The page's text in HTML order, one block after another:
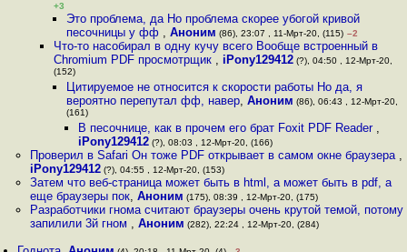
+3
Это проблема, да Но проблема скорее убогой кривой
песочницы у фф , Аноним (86), 23:07 , 11-Мрт-20, (115) –2
Что-то насобирал в одну кучу всего Вообще встроенный в
Chromium PDF просмотрщик , iPony129412 (?), 04:50 , 12-Мрт-20,
(152)
Цитируемое не относится к скорости работы Но да, я
вероятно перепутал фф, навер, Аноним (86), 06:43 , 12-Мрт-20,
(161)
В песочнице, как в прочем его брат Foxit PDF Reader ,
iPony129412(?), 08:03 , 12-Мрт-20, (166)
Проверил в Safari Он тоже PDF открывает в самом окне браузера ,
iPony129412(?), 04:55 , 12-Мрт-20, (153)
Затем что веб-страница может быть в html, а может быть в pdf, а
еще браузеры пок, Аноним (175), 08:39 , 12-Мрт-20, (175)
Разработчики гнома считают браузеры очень крутой темой, потому
запилили 3й гном , Аноним (282), 22:24 , 12-Мрт-20, (284)